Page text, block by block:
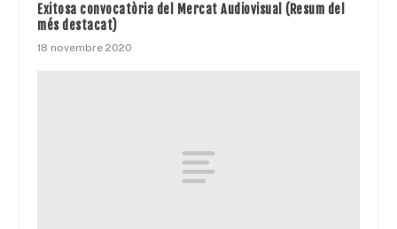
Exitosa convocatòria del Mercat Audiovisual (Resum del
més destacat)
18 novembre 2020